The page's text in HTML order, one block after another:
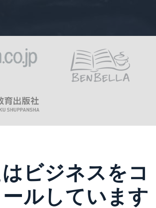
ビジネスをコ
ルしています